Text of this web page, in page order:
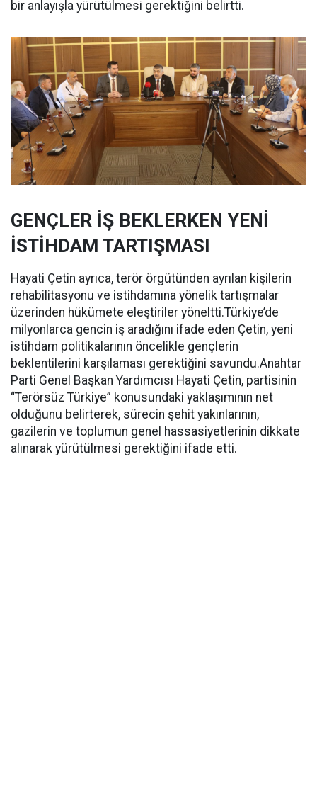
bir anlayışla yürütülmesi gerektiğini belirtti.
GENÇLER İŞ BEKLERKEN YENİ
İSTİHDAM TARTIŞMASI
Hayati Çetin ayrıca, terör örgütünden ayrılan kişilerin
rehabilitasyonu ve istihdamına yönelik tartışmalar
üzerinden hükümete eleştiriler yöneltti.Türkiye’de
milyonlarca gencin iş aradığını ifade eden Çetin, yeni
istihdam politikalarının öncelikle gençlerin
beklentilerini karşılaması gerektiğini savundu.Anahtar
Parti Genel Başkan Yardımcısı Hayati Çetin, partisinin
“Terörsüz Türkiye” konusundaki yaklaşımının net
olduğunu belirterek, sürecin şehit yakınlarının,
gazilerin ve toplumun genel hassasiyetlerinin dikkate
alınarak yürütülmesi gerektiğini ifade etti.